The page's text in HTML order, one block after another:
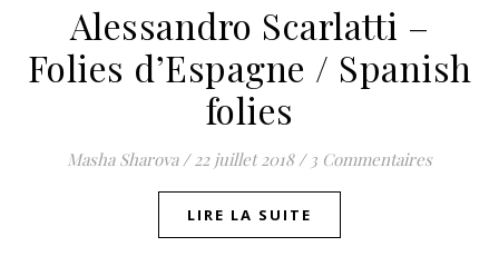
Alessandro Scarlatti –
Folies d’Espagne / Spanish
folies
Masha Sharova / 22 juillet 2018 / 3 Commentaires
LIRE LA SUITE